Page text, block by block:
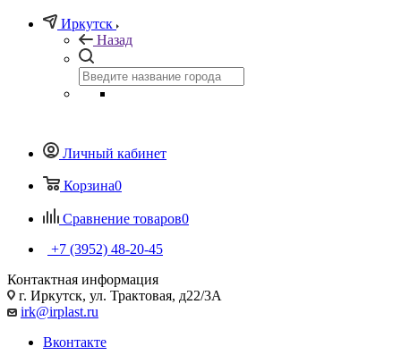
Иркутск
Назад
Личный кабинет
Корзина0
Сравнение товаров0
+7 (3952) 48-20-45
Контактная информация
г. Иркутск, ул. Трактовая, д22/3А
irk@irplast.ru
Вконтакте